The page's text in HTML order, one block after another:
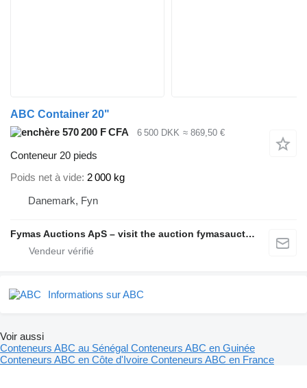
ABC Container 20"
570 200 F CFA
6 500 DKK ≈ 869,50 €
Conteneur 20 pieds
Poids net à vide 2 000 kg
Danemark, Fyn
Fymas Auctions ApS – visit the auction fymasauctions.dk
Informations sur ABC
Voir aussi
Conteneurs ABC au Sénégal Conteneurs ABC en Guinée
Conteneurs ABC en Côte d'Ivoire Conteneurs ABC en France